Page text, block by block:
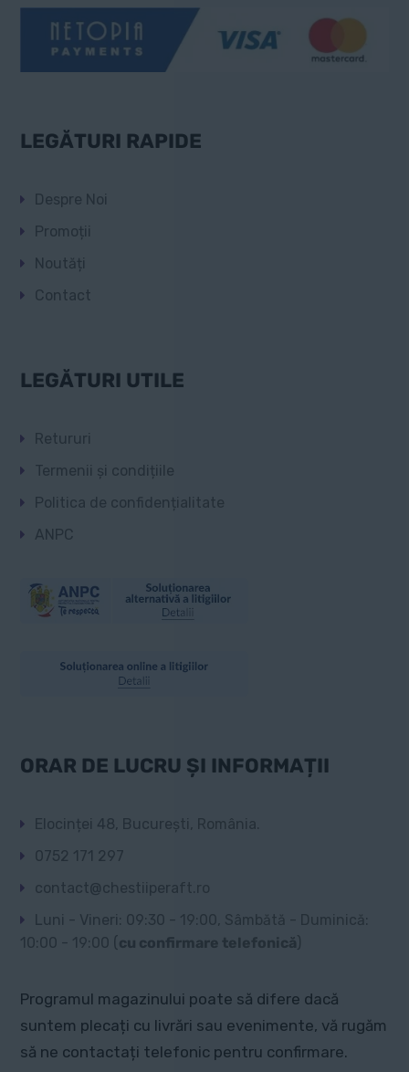
LEGĂTURI RAPIDE
Despre Noi
Promoții
Noutăți
Contact
LEGĂTURI UTILE
Retururi
Termenii și condițiile
Politica de confidențialitate
ANPC
ORAR DE LUCRU ȘI INFORMAȚII
Elocinței 48, București, România.
0752 171 297
contact@chestiiperaft.ro
Luni - Vineri: 09:30 - 19:00, Sâmbătă - Duminică:
10:00 - 19:00 ( cu confirmare telefonică
Programul magazinului poate să difere dacă
suntem plecați cu livrări sau evenimente, vă rugăm
să ne contactați telefonic pentru confirmare.